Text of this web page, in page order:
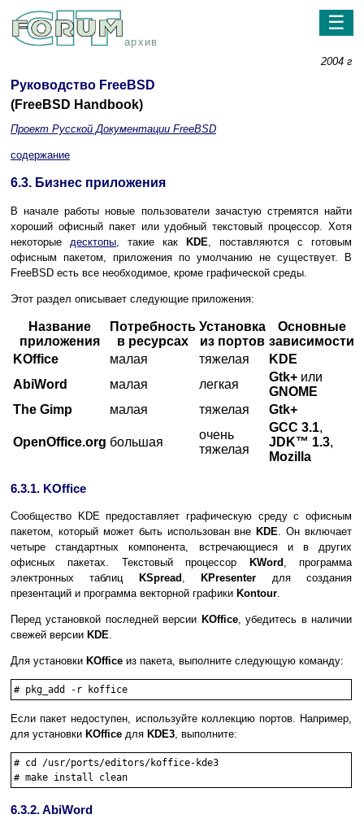
архив
☰
2004 г
Руководство FreeBSD
(FreeBSD Handbook)
Проект Русской Документации FreeBSD
содержание
6.3. Бизнес приложения
В начале работы новые пользователи зачастую стремятся найти
хороший офисный пакет или удобный текстовый процессор. Хотя
некоторые десктопы, такие как KDE, поставляются с готовым
офисным пакетом, приложения по умолчанию не существует. В
FreeBSD есть все необходимое, кроме графической среды.
Этот раздел описывает следующие приложения:
Название
приложения
Потребность
в ресурсах
Установка
из портов
Основные
зависимости
KOffice
малая тяжелая
KDE
AbiWord
малая легкая
Gtk+ или
GNOME
The Gimp
малая тяжелая Gtk+
OpenOffice.org большая
очень
тяжелая
GCC 3.1,
JDK™ 1.3,
Mozilla
6.3.1. KOffice
Сообщество KDE предоставляет графическую среду с офисным
пакетом, который может быть использован вне KDE. Он включает
четыре стандартных компонента, встречающиеся и в других
офисных пакетах. Текстовый процессор
KWord , программа
электронных таблиц
KSpread , KPresenter для создания
презентаций и программа векторной графики Kontour.
Перед установкой последней версии KOffice, убедитесь в наличии
свежей версии KDE.
Для установки KOffice из пакета, выполните следующую команду:
# pkg_add -r koffice
Если пакет недоступен, используйте коллекцию портов. Например,
для установки KOffice для KDE3, выполните:
# cd /usr/ports/editors/koffice-kde3
# make install clean
6.3.2. AbiWord